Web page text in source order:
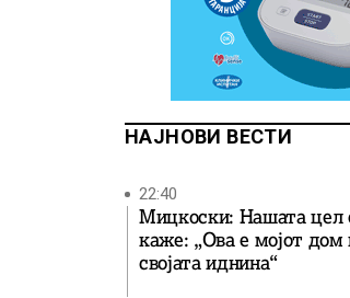
НАЈНОВИ ВЕСТИ
22:40
Мицкоски: Нашата цел
каже: „Ова е мојот дом
својата иднина“